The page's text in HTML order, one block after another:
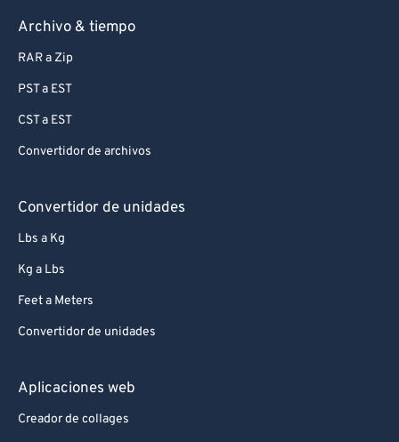
Archivo & tiempo
RAR a Zip
PST a EST
CST a EST
Convertidor de archivos
Convertidor de unidades
Lbs a Kg
Kg a Lbs
Feet a Meters
Convertidor de unidades
Aplicaciones web
Creador de collages